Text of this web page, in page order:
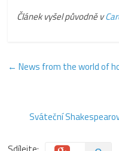
Článek vyšel původně v
← News from the world of
Sváteční